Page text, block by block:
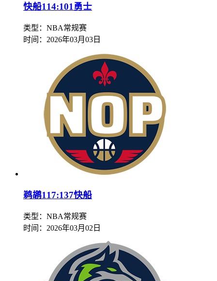
快船114:101勇士
类型：NBA常规赛
时间： 2026年03月03日
鹈鹕117:137快船
类型：NBA常规赛
时间： 2026年03月02日